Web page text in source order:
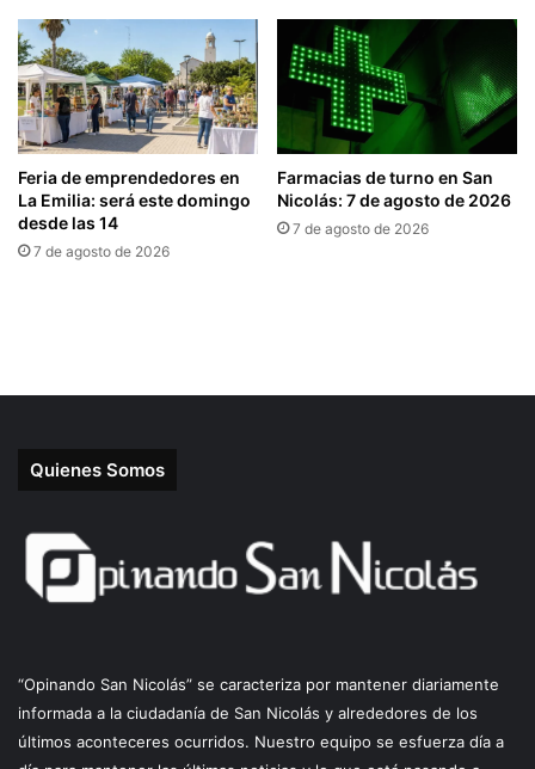
Quienes Somos
“Opinando San Nicolás” se caracteriza por mantener diariamente
informada a la ciudadanía de San Nicolás y alrededores de los
últimos aconteceres ocurridos. Nuestro equipo se esfuerza día a